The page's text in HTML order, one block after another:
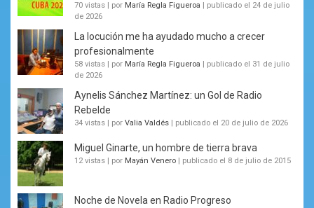
70 vistas por María Regla Figueroa
publicado el 24 de julio
de 2026
La locución me ha ayudado mucho a crecer
profesionalmente
58 vistas por María Regla Figueroa
publicado el 31 de julio
de 2026
Aynelis Sánchez Martínez: un Gol de Radio
Rebelde
34 vistas por Valia Valdés publicado el 20 de julio de 2026
Miguel Ginarte, un hombre de tierra brava
12 vistas por Mayán Venero publicado el 8 de julio de 2015
Noche de Novela en Radio Progreso